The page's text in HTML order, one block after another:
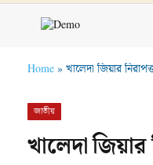
Home» খালেদা জিয়ার
জাতীয়
খালেদা